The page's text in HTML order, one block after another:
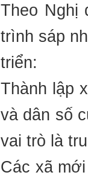
Theo Nghị
trình sáp
triển:
Thành lập
và dân số
vai trò là
Các xã